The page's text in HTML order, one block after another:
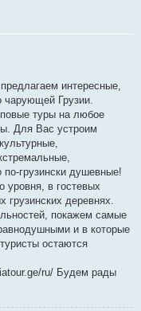
интересные,
чарующей Грузии.
туры на любое
Для Вас устроим
грузински душевные!
уровня, в гостевых
грузинских деревнях.
покажем самые
и в которые
остаются
ru/ Будем рады